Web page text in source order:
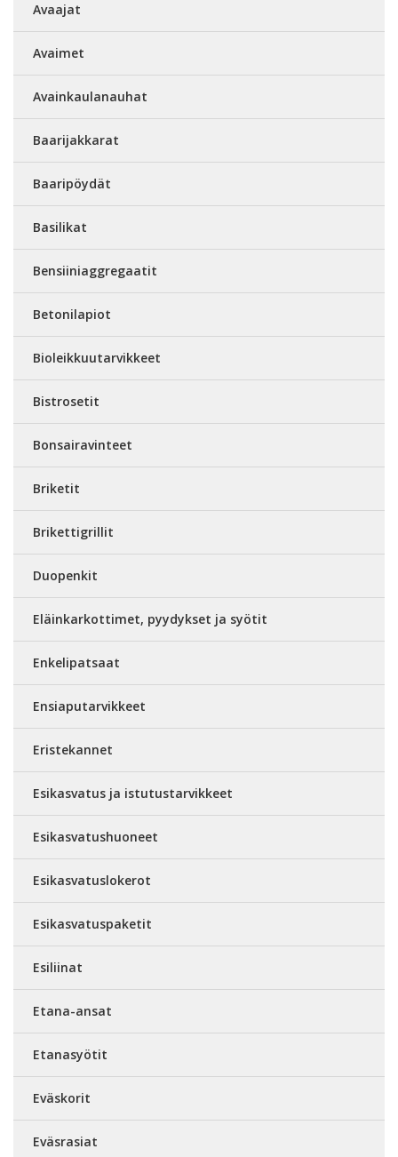
Avaajat
Avaimet
Avainkaulanauhat
Baarijakkarat
Baaripöydät
Basilikat
Bensiiniaggregaatit
Betonilapiot
Bioleikkuutarvikkeet
Bistrosetit
Bonsairavinteet
Briketit
Brikettigrillit
Duopenkit
Eläinkarkottimet, pyydykset ja syötit
Enkelipatsaat
Ensiaputarvikkeet
Eristekannet
Esikasvatus ja istutustarvikkeet
Esikasvatushuoneet
Esikasvatuslokerot
Esikasvatuspaketit
Esiliinat
Etana-ansat
Etanasyötit
Eväskorit
Eväsrasiat